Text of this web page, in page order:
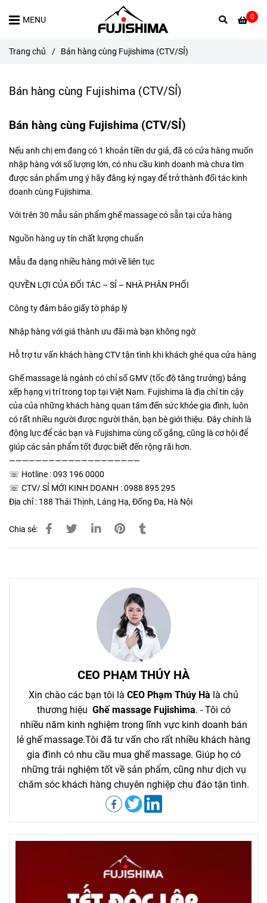
0
MENU
Trang chủ / Bán hàng cùng Fujishima (CTV/SỈ)
Bán hàng cùng Fujishima (CTV/SỈ)
Bán hàng cùng Fujishima (CTV/SỈ)
Nếu anh chị em đang có 1 khoản tiền dư giả, đã có cửa hàng muốn
nhập hàng với số lượng lớn, có nhu cầu kinh doanh mà chưa tìm
được sản phẩm ưng ý hãy đăng ký ngay để trở thành đối tác kinh
doanh cùng Fujishima.
Với trên 30 mẫu sản phẩm ghế massage có sẵn tại cửa hàng
Nguồn hàng uy tín chất lượng chuẩn
Mẫu đa dạng nhiều hàng mới về liên tục
QUYỀN LỢI CỦA ĐỐI TÁC – SỈ – NHÀ PHÂN PHỐI
Công ty đảm bảo giấy tờ pháp lý
Nhập hàng với giá thành ưu đãi mà bạn không ngờ
Hỗ trợ tư vấn khách hàng CTV tận tình khi khách ghé qua cửa hàng
Ghế massage là ngành có chỉ số GMV (tốc độ tăng trưởng) bảng
xếp hạng vị trí trong top tại Việt Nam. Fujishima là địa chỉ tin cậy
của của những khách hàng quan tâm đến sức khỏe gia đình, luôn
có rất nhiều người được người thân, bạn bè giới thiệu. Đây chính là
động lực để các bạn và Fujishima cùng cố gắng, cũng là cơ hội để
giúp các sản phẩm tốt được biết đến rộng rãi hơn.
————————————————————
☏ Hotline : 093 196 0000
☏ CTV/ SỈ MỚI KINH DOANH : 0988 895 295
Địa chỉ : 188 Thái Thịnh, Láng Hạ, Đống Đa, Hà Nội
Chia sẻ:
CEO PHẠM THÚY HÀ
Xin chào các bạn tôi là CEO Phạm Thúy Hà là chủ
thương hiệu Ghế massage Fujishima. - Tôi có
nhiều năm kinh nghiệm trong lĩnh vực kinh doanh bán
lẻ ghế massage.Tôi đã tư vấn cho rất nhiều khách hàng
gia đình có nhu cầu mua ghế massage. Giúp họ có
những trải nghiệm tốt về sản phẩm, cũng như dịch vụ
chăm sóc khách hàng chuyên nghiệp chu đáo tận tình.